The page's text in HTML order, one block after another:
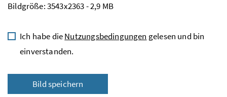
Bildgröße: 3543x2363 - 2,9 MB
Ich habe dieNutzungsbedingungen gelesen und bin
einverstanden.
Bild speichern